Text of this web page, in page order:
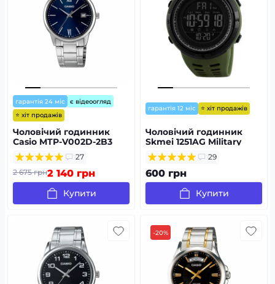
гарантія 24 міс
є відеоогляд
⭐ хіт продажів
Чоловічий годинник
Casio MTP-V002D-2B3
27
2 675 грн2 140 грн
Купити
гарантія 12 міс ⭐ хіт продажів
Чоловічий годинник
Skmei 1251AG Military
29
600 грн
Купити
-20%